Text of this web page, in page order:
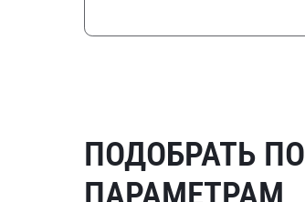
ПОДОБРАТЬ ПО
ПАРАМЕТРАМ